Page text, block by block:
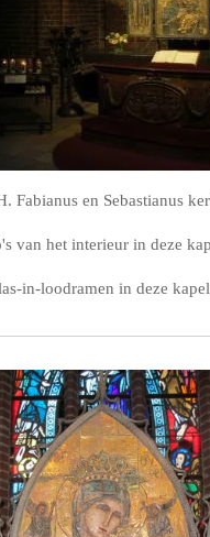
Fabianus en Sebastianus
van het interieur in deze
in-loodramen in deze